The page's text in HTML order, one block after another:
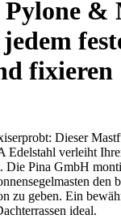
&
fixieren
Dieser
verleiht
Die Pina GmbH
den
zu geben. Ein
ideal.